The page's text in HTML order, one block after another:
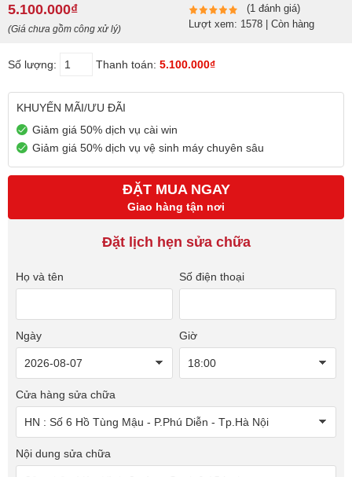
5.100.000₫
(Giá chưa gồm công xử lý)
(1 đánh giá)
Lượt xem: 1578 | Còn hàng
Số lượng: Thanh toán: 5.100.000₫
KHUYẾN MÃI/ƯU ĐÃI
Giảm giá 50% dịch vụ cài win
Giảm giá 50% dịch vụ vệ sinh máy chuyên sâu
ĐẶT MUA NGAY
Giao hàng tận nơi
Đặt lịch hẹn sửa chữa
Họ và tên Số điện thoại
Ngày Giờ
Cửa hàng sửa chữa
Nội dung sửa chữa